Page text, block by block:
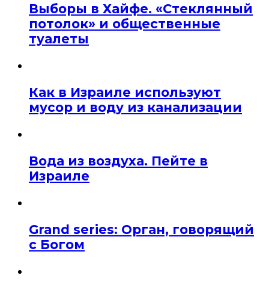
Выборы в Хайфе. «Стеклянный
потолок» и общественные
туалеты
Как в Израиле используют
мусор и воду из канализации
Вода из воздуха. Пейте в
Израиле
Grand series: Орган, говорящий
с Богом